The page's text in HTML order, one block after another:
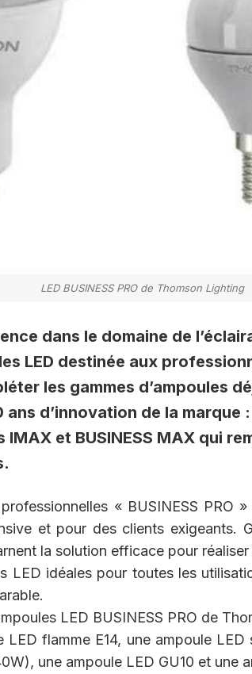
LED BUSINESS PRO de Thomson Lighting
dans le domaine de
LED destinée aux
les gammes d’ampoules
ans d’innovation de la marque
IMAX et BUSINESS MAX qui
« BUSINESS PRO
et pour des clients exigeants.
la solution efficace pour
LED idéales pour toutes les
LED BUSINESS PRO de
flamme E14, une ampoule LED
une ampoule LED GU10 et une